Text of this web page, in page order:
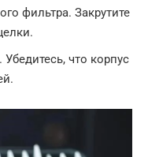
фильтра. Закрутите
что корпус